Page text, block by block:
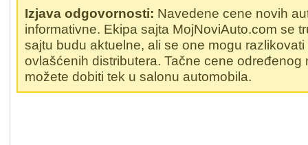
Izjava odgovornosti: Navedene cene novih
informativne. Ekipa sajta MojNoviAuto.com se
sajtu budu aktuelne, ali se one mogu
ovlašćenih distributera. Tačne cene određenog
možete dobiti tek u salonu automobila.